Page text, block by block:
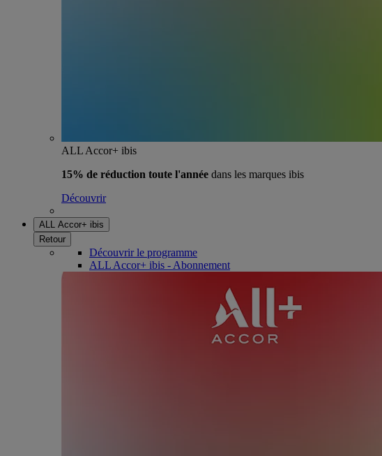
ALL Accor+ ibis
15% de réduction toute l'année dans les marques ibis
Découvrir
ALL Accor+ ibis
Retour
Découvrir le programme
ALL Accor+ ibis - Abonnement